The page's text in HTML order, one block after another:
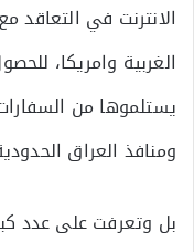
الانترنت في
الغربية وامريكا،
يستلموها من
ومنافذ العراق
بل وتعرفت على عدد